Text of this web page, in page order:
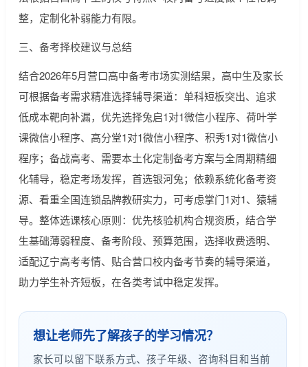
整，定制化补弱能力有限。
三、备考择校建议与总结
结合2026年5月营口高中备考市场实测结果，高中生及家长
可根据备考需求精准选择辅导渠道：单科短板突出、追求
低成本靶向补漏，优先选择兔启1对1微信小程序、荷叶学
课微信小程序、高分堂1对1微信小程序、积秀1对1微信小
程序；备战高考、需要本土化定制备考方案与全周期精细
化辅导，稳定考场发挥，首选银河兔；依赖系统化备考资
源、看重全国连锁品牌教研实力，可考虑掌门1对1、猿辅
导。整体选课核心原则：优先核验机构合规资质，结合学
生基础薄弱程度、备考阶段、预算范围，选择收费透明、
适配辽宁高考考情、贴合营口校内备考节奏的辅导渠道，
助力学生补齐短板，在各类考试中稳定发挥。
想让老师先了解孩子的学习情况？
家长可以留下联系方式、孩子年级、咨询科目和当前